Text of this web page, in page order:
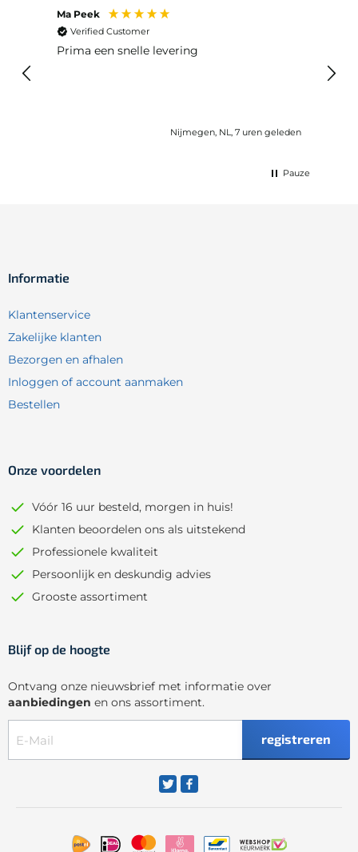
Ma Peek
Verified Customer
Prima een snelle levering
Nijmegen, NL, 7 uren geleden
Pauze
Informatie
Klantenservice
Zakelijke klanten
Bezorgen en afhalen
Inloggen of account aanmaken
Bestellen
Onze voordelen
Vóór 16 uur besteld, morgen in huis!
Klanten beoordelen ons als uitstekend
Professionele kwaliteit
Persoonlijk en deskundig advies
Grooste assortiment
Blijf op de hoogte
Ontvang onze nieuwsbrief met informatie over
aanbiedingen en ons assortiment.
registreren